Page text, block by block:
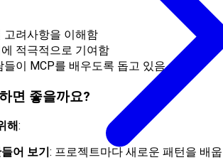
고려사항을 이해함
적극적으로 기여함
들이 MCP를 배우도록 돕고 있음
면 좋을까요?
해:
어 보기 : 프로젝트마다 새로운 패턴을 배웁